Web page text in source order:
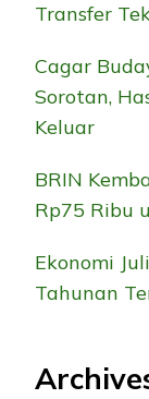
Transfer
Cagar
Sorotan,
Keluar
BRIN
Rp75 Ribu
Ekonomi
Tahunan